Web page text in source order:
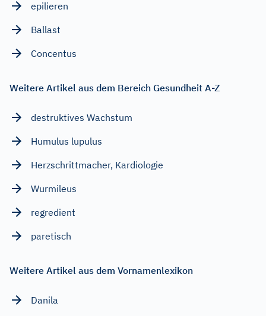
epilieren
Ballast
Concentus
Weitere Artikel aus dem Bereich Gesundheit A-Z
destruktives Wachstum
Humulus lupulus
Herzschrittmacher, Kardiologie
Wurmileus
regredient
paretisch
Weitere Artikel aus dem Vornamenlexikon
Danila